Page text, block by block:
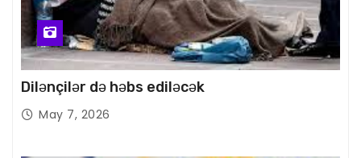
Dilənçilər də həbs ediləcək
May 7, 2026